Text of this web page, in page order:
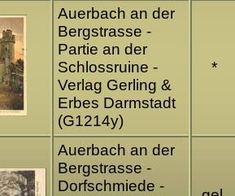
Auerbach an der
Bergstrasse -
Partie an der
Schlossruine -
Verlag Gerling &
Erbes Darmstadt
(G1214y)
*
Auerbach an der
Bergstrasse -
Dorfschmiede -